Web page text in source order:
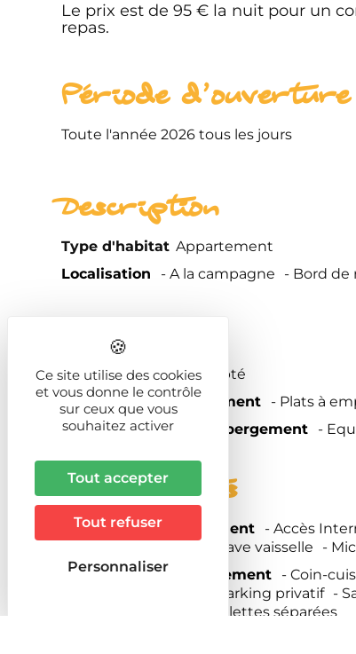
Le prix est de 95 € la nuit pour un
repas.
Période d'ouverture
Toute l'année 2026 tous les jours
Description
Type d'habitat Appartement
Localisation
A la campagne Bord de
Prestations
Animaux Animal accepté
Services de l'hébergement
Plats à
Activités sur place Hébergement
Equipements
Confort de l'hébergement Accès
Lave vaisselle
Descriptif de l'hébergement
Coin-
Parking privatif
Toilettes séparées
Ce site utilise des cookies
et vous donne le contrôle
sur ceux que vous
souhaitez activer
Tout accepter
Tout refuser
Personnaliser